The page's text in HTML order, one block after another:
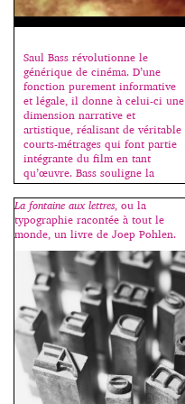
Saul Bass révolutionne le
générique de cinéma. D’une
fonction purement informative
et légale, il donne à celui-ci une
dimension narrative et
artistique, réalisant de véritable
courts-métrages qui font partie
intégrante du film en tant
qu’œuvre. Bass souligne la
thématique visuelle et
dramatique du film, expose le
caractère des personnages : Mon
idée de départ était qu’un […]
La fontaine aux lettres, ou la
typographie racontée à tout le
monde, un livre de Joep Pohlen.